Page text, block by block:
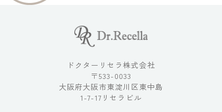
ドクターリセラ株式会社
〒533-0033
大阪府大阪市東淀川区東中島
1-7-17リセラビル